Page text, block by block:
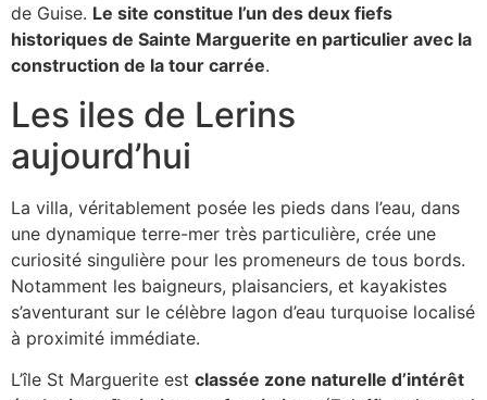
de Guise. Le site constitue l’un des deux fiefs
historiques de Sainte Marguerite en particulier avec la
construction de la tour carrée.
Les iles de Lerins
aujourd’hui
La villa, véritablement posée les pieds dans l’eau, dans
une dynamique terre-mer très particulière, crée une
curiosité singulière pour les promeneurs de tous bords.
Notamment les baigneurs, plaisanciers, et kayakistes
s’aventurant sur le célèbre lagon d’eau turquoise localisé
à proximité immédiate.
L’île St Marguerite est classée zone naturelle d’intérêt